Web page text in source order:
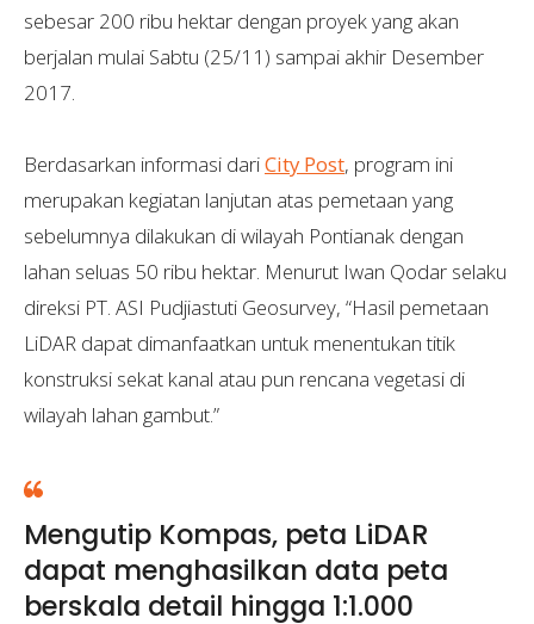
sebesar 200 ribu hektar dengan proyek yang akan
berjalan mulai Sabtu (25/11) sampai akhir Desember
2017.
Berdasarkan informasi dariCity Post, program ini
merupakan kegiatan lanjutan atas pemetaan yang
sebelumnya dilakukan di wilayah Pontianak dengan
lahan seluas 50 ribu hektar. Menurut Iwan Qodar selaku
direksi PT. ASI Pudjiastuti Geosurvey, “Hasil pemetaan
LiDAR dapat dimanfaatkan untuk menentukan titik
konstruksi sekat kanal atau pun rencana vegetasi di
wilayah lahan gambut.”
Mengutip Kompas, peta LiDAR
dapat menghasilkan data peta
berskala detail hingga 1:1.000